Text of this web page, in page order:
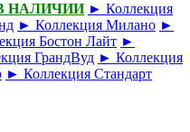
НАЛИЧИИ ► Коллекция
► Коллекция Милано ►
Бостон Лайт ►
ГрандВуд ► Коллекция
► Коллекция Стандарт